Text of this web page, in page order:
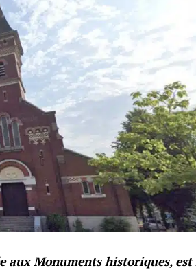
aux Monuments historiques,